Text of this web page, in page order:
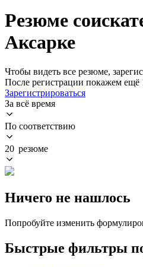
Резюме
Аксарке
Чтобы видеть все резюме,
После регистрации покажем ещё
Зарегистрироваться
За всё время
По соответствию
20 резюме
Ничего не нашлось
Попробуйте изменить
Быстрые фильтры